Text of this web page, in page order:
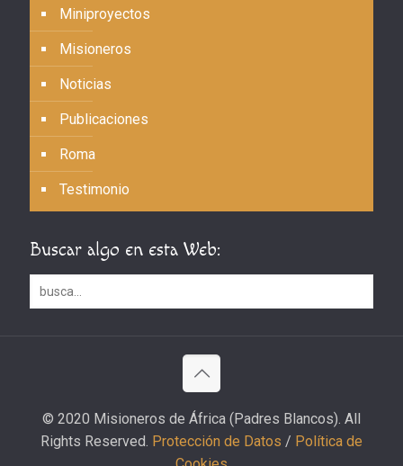
Miniproyectos
Misioneros
Noticias
Publicaciones
Roma
Testimonio
Buscar algo en esta Web:
© 2020 Misioneros de África (Padres Blancos). All
Rights Reserved. Protección de Datos / Política de